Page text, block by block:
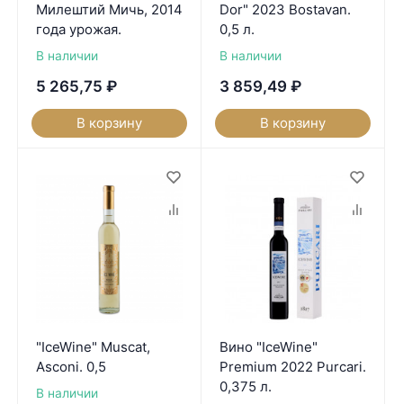
Милештий Мичь, 2014
года урожая.
В наличии
5 265,75 ₽
В корзину
Dor" 2023 Bostavan.
0,5 л.
В наличии
3 859,49 ₽
В корзину
"IceWine" Muscat,
Asconi. 0,5
В наличии
Вино "IceWine"
Premium 2022 Purcari.
0,375 л.